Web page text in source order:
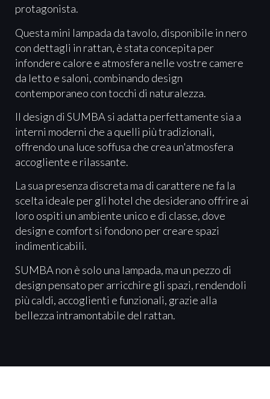
protagonista.
Questa mini lampada da tavolo, disponibile in nero
con dettagli in rattan, è stata concepita per
infondere calore e atmosfera nelle vostre camere
da letto e saloni, combinando design
contemporaneo con tocchi di naturalezza.
Il design di SUMBA si adatta perfettamente sia a
interni moderni che a quelli più tradizionali,
offrendo una luce soffusa che crea un'atmosfera
accogliente e rilassante.
La sua presenza discreta ma di carattere ne fa la
scelta ideale per gli hotel che desiderano offrire ai
loro ospiti un ambiente unico e di classe, dove
design e comfort si fondono per creare spazi
indimenticabili.
SUMBA non è solo una lampada, ma un pezzo di
design pensato per arricchire gli spazi, rendendoli
più caldi, accoglienti e funzionali, grazie alla
bellezza intramontabile del rattan.